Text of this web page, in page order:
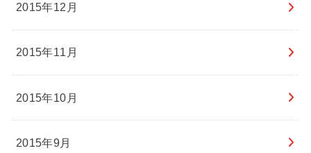
2015年12月
2015年11月
2015年10月
2015年9月